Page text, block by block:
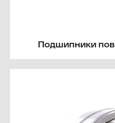
Подшипники